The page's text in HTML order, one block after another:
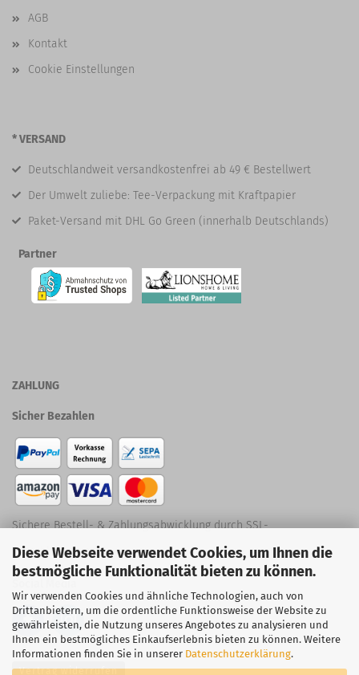
Diese Webseite verwendet Cookies, um Ihnen die
bestmögliche Funktionalität bieten zu können.
Wir verwenden Cookies und ähnliche Technologien, auch von
Drittanbietern, um die ordentliche Funktionsweise der Website zu
gewährleisten, die Nutzung unseres Angebotes zu analysieren und
Ihnen ein bestmögliches Einkaufserlebnis bieten zu können. Weitere
Informationen finden Sie in unserer Datenschutzerklärung.
AGB
Kontakt
Cookie Einstellungen
* VERSAND
Deutschlandweit versandkostenfrei ab 49 € Bestellwert
Der Umwelt zuliebe: Tee-Verpackung mit Kraftpapier
Paket-Versand mit DHL Go Green (innerhalb Deutschlands)
Partner
ZAHLUNG
Sicher Bezahlen
Sichere Bestell- & Zahlungsabwicklung durch SSL-
Verschlüsselung
Social Media
Vertrag widerrufen